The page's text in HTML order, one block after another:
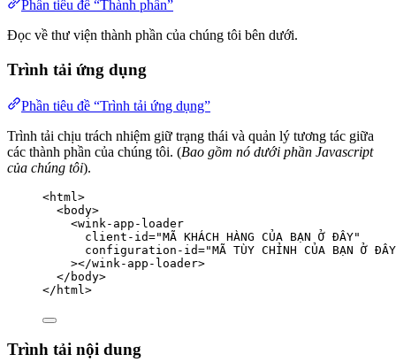
Phần tiêu đề “Thành phần”
Đọc về thư viện thành phần của chúng tôi bên dưới.
Trình tải ứng dụng
Phần tiêu đề “Trình tải ứng dụng”
Trình tải chịu trách nhiệm giữ trạng thái và quản lý tương tác giữa
các thành phần của chúng tôi. (Bao gồm nó dưới phần Javascript
của chúng tôi).
<html >
<body>
<wink-app-loader
client-id="MÃ KHÁCH HÀNG CỦA BẠN Ở ĐÂY"
configuration-id="MÃ TÙY CHỈNH CỦA BẠN Ở ĐÂY
></wink-app-loader>
</ body>
</ html >
Trình tải nội dung